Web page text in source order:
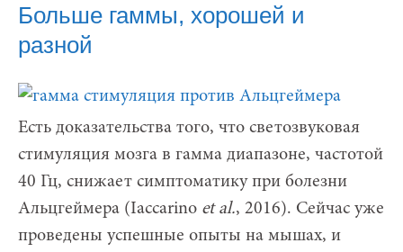
Больше гаммы, хорошей и
разной
Есть доказательства того, что светозвуковая
стимуляция мозга в гамма диапазоне, частотой
40 Гц, снижает симптоматику при болезни
Альцгеймера (Iaccarino et al., 2016). Сейчас уже
проведены успешные опыты на мышах, и